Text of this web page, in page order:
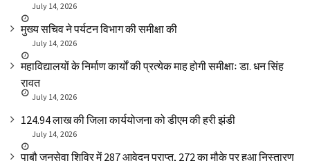
July 14, 2026
मुख्य सचिव ने पर्यटन विभाग की समीक्षा की
July 14, 2026
महाविद्यालयों के निर्माण कार्यों की प्रत्येक माह होगी समीक्षाः डा. धन सिंह
रावत
July 14, 2026
₹124.94 लाख की जिला कार्ययोजना को डीएम की हरी झंडी
July 14, 2026
पाबौ जनसेवा शिविर में 287 आवेदन प्राप्त, 272 का मौके पर हुआ निस्तारण